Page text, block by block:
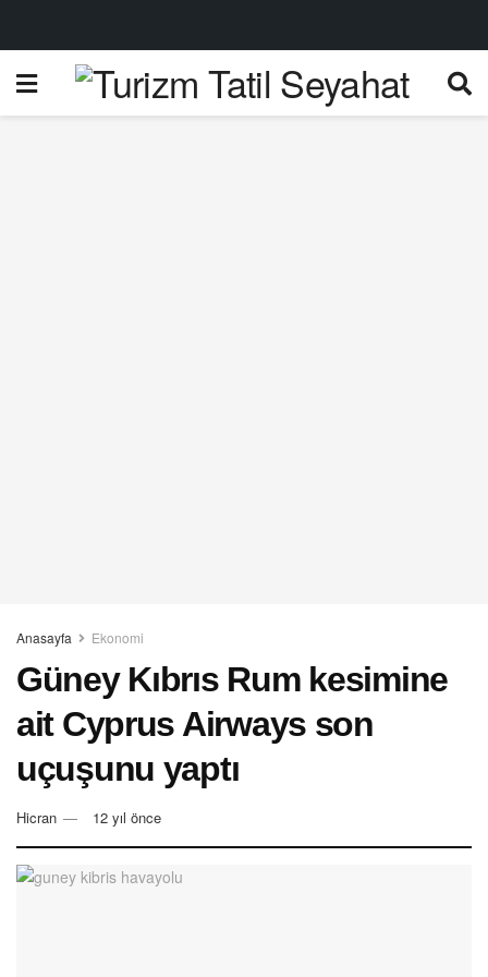
Anasayfa Ekonomi
Güney Kıbrıs Rum kesimine
ait Cyprus Airways son
uçuşunu yaptı
Hicran 12 yıl önce